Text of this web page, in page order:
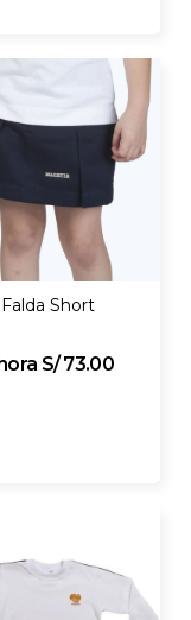
Falda Short
S/ 73.00